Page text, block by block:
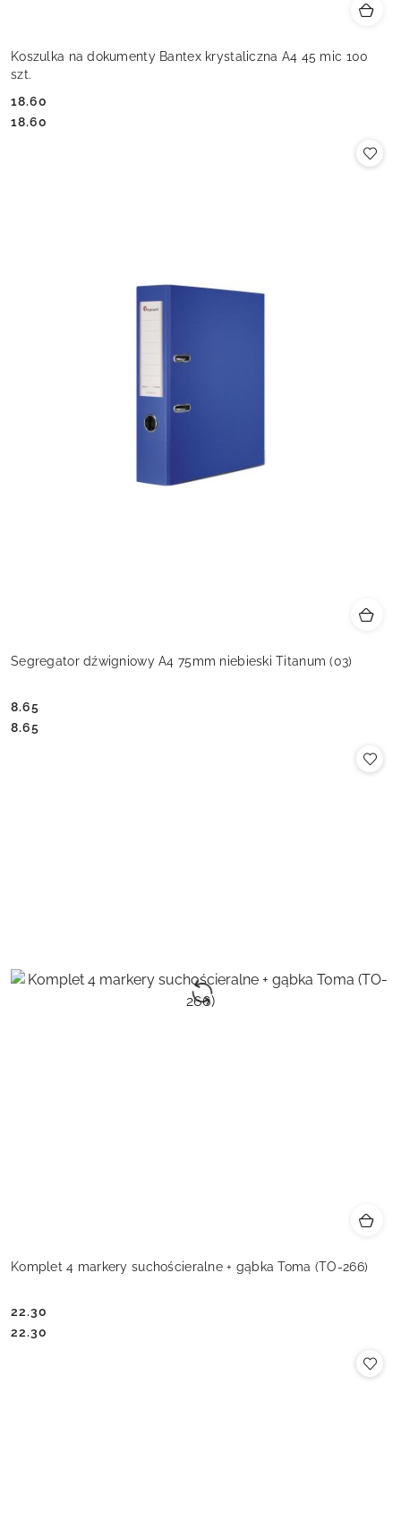
Koszulka na dokumenty Bantex krystaliczna A4 45 mic 100
szt.
Cena:
18.60
Cena:
18.60
Segregator dźwigniowy A4 75mm niebieski Titanum (03)
Cena:
8.65
Cena:
8.65
Komplet 4 markery suchościeralne + gąbka Toma (TO-266)
Cena:
22.30
Cena:
22.30